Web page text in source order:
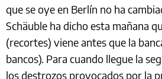
que se oye en Berlín no ha
Schäuble ha dicho esta mañana
(recortes) viene antes que la
bancos). Para cuando llegue la
los destrozos provocados por la